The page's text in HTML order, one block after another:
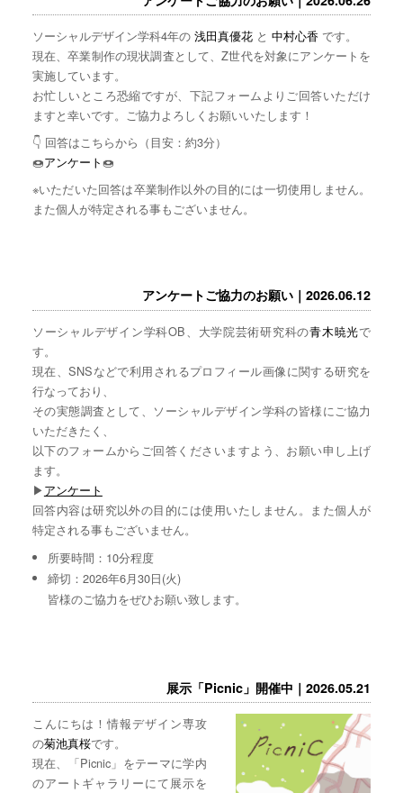
ソーシャルデザイン学科4年の 浅田真優花と 中村心香 です。
現在、卒業制作の現状調査として、Z世代を対象にアンケートを
実施しています。
お忙しいところ恐縮ですが、下記フォームよりご回答いただけ
ますと幸いです。ご協力よろしくお願いいたします！
👇 回答はこちらから（目安：約3分）
🍩アンケート🍩
※いただいた回答は卒業制作以外の目的には一切使用しません。
また個人が特定される事もございません。
アンケートご協力のお願い｜2026.06.12
ソーシャルデザイン学科OB、大学院芸術研究科の青木暁光で
す。
現在、SNSなどで利用されるプロフィール画像に関する研究を
行なっており、
その実態調査として、ソーシャルデザイン学科の皆様にご協力
いただきたく、
以下のフォームからご回答くださいますよう、お願い申し上げ
ます。
▶︎アンケート
回答内容は研究以外の目的には使用いたしません。また個人が
特定される事もございません。
所要時間：10分程度
締切：2026年6月30日(火)
皆様のご協力をぜひお願い致します。
展示「Picnic」開催中｜2026.05.21
こんにちは！情報デザイン専攻
の菊池真桜です。
現在、「Picnic」をテーマに学内
のアートギャラリーにて展示を